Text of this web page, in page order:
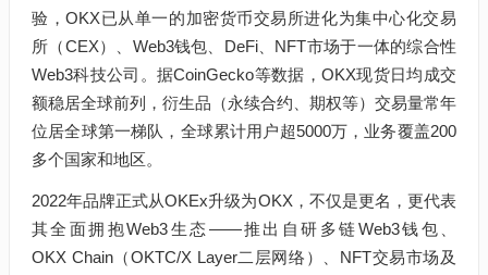
验，OKX已从单一的加密货币交易所进化为集中心化交易
所（CEX）、Web3钱包、DeFi、NFT市场于一体的综合性
Web3科技公司。据CoinGecko等数据，OKX现货日均成交
额稳居全球前列，衍生品（永续合约、期权等）交易量常年
位居全球第一梯队，全球累计用户超5000万，业务覆盖200
多个国家和地区。
2022年品牌正式从OKEx升级为OKX，不仅是更名，更代表
其全面拥抱Web3生态——推出自研多链Web3钱包、
OKX Chain（OKTC/X Layer二层网络）、NFT交易市场及